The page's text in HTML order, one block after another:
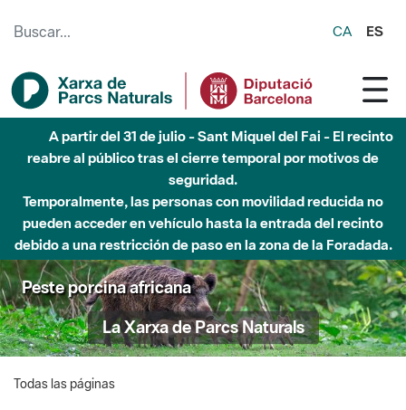
CA ES
A partir del 31 de julio - Sant Miquel del Fai - El recinto
reabre al público tras el cierre temporal por motivos de
seguridad.
Temporalmente, las personas con movilidad reducida no
pueden acceder en vehículo hasta la entrada del recinto
debido a una restricción de paso en la zona de la Foradada.
Peste porcina africana
La Xarxa de Parcs Naturals
Todas las páginas